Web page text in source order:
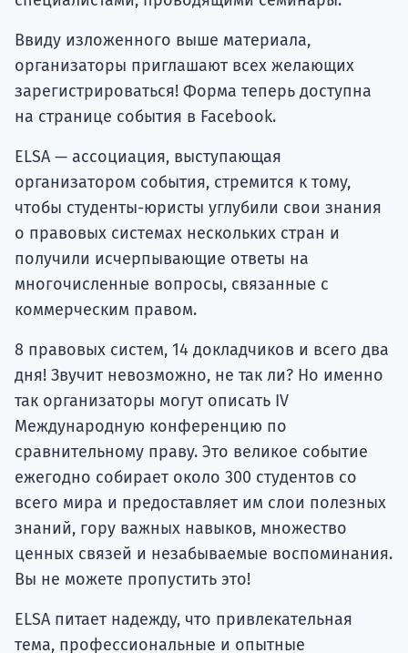
Ввиду изложенного выше материала,
организаторы приглашают всех желающих
зарегистрироваться! Форма теперь доступна
на странице события в Facebook.
ELSA — ассоциация, выступающая
организатором события, стремится к тому,
чтобы студенты-юристы углубили свои знания
о правовых системах нескольких стран и
получили исчерпывающие ответы на
многочисленные вопросы, связанные с
коммерческим правом.
8 правовых систем, 14 докладчиков и всего два
дня! Звучит невозможно, не так ли? Но именно
так организаторы могут описать IV
Международную конференцию по
сравнительному праву. Это великое событие
ежегодно собирает около 300 студентов со
всего мира и предоставляет им слои полезных
знаний, гору важных навыков, множество
ценных связей и незабываемые воспоминания.
Вы не можете пропустить это!
ELSA питает надежду, что привлекательная
тема, профессиональные и опытные